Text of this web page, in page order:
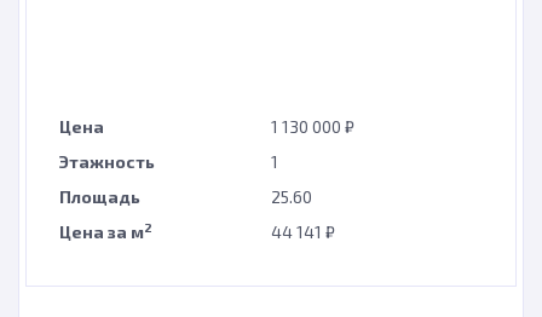
Цена
1 130 000 ₽
Этажность
1
Площадь
25.60
Цена за м2 44 141 ₽